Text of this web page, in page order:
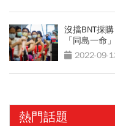
沒擋BNT採
「同島一命
2022-09-
熱門話題